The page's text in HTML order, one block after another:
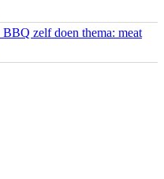
zelf doen thema: meat